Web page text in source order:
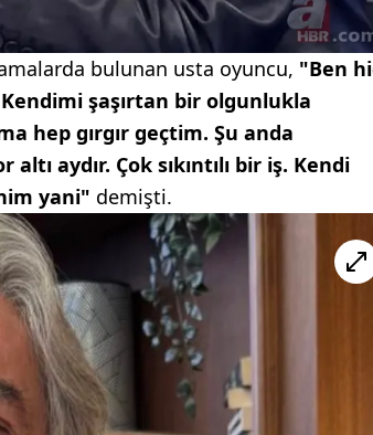
bulunan usta oyuncu, "Ben
şaşırtan bir olgunlukla
hep gırgır geçtim. Şu anda
aydır. Çok sıkıntılı bir iş. Kendi
yani" demişti.